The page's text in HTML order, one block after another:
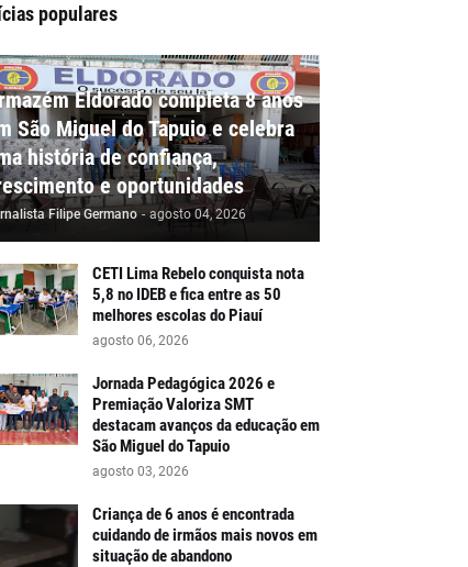
populares
Eldorado completa 8 anos
São Miguel do Tapuio e celebra
história de confiança,
e oportunidades
Filipe Germano - agosto 04, 2026
CETI Lima Rebelo conquista nota
5,8 no IDEB e fica entre as 50
melhores escolas do Piauí
agosto 06, 2026
Jornada Pedagógica 2026 e
Premiação Valoriza SMT
destacam avanços da educação em
São Miguel do Tapuio
agosto 03, 2026
Criança de 6 anos é encontrada
cuidando de irmãos mais novos em
situação de abandono